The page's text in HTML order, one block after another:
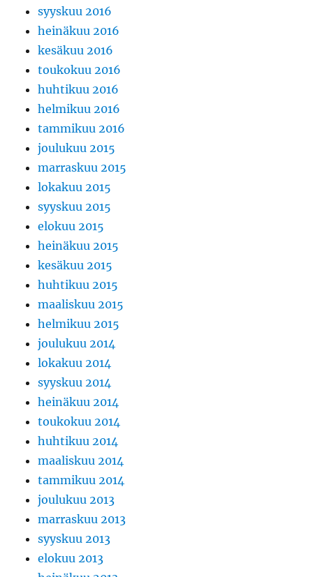
syyskuu 2016
heinäkuu 2016
kesäkuu 2016
toukokuu 2016
huhtikuu 2016
helmikuu 2016
tammikuu 2016
joulukuu 2015
marraskuu 2015
lokakuu 2015
syyskuu 2015
elokuu 2015
heinäkuu 2015
kesäkuu 2015
huhtikuu 2015
maaliskuu 2015
helmikuu 2015
joulukuu 2014
lokakuu 2014
syyskuu 2014
heinäkuu 2014
toukokuu 2014
huhtikuu 2014
maaliskuu 2014
tammikuu 2014
joulukuu 2013
marraskuu 2013
syyskuu 2013
elokuu 2013